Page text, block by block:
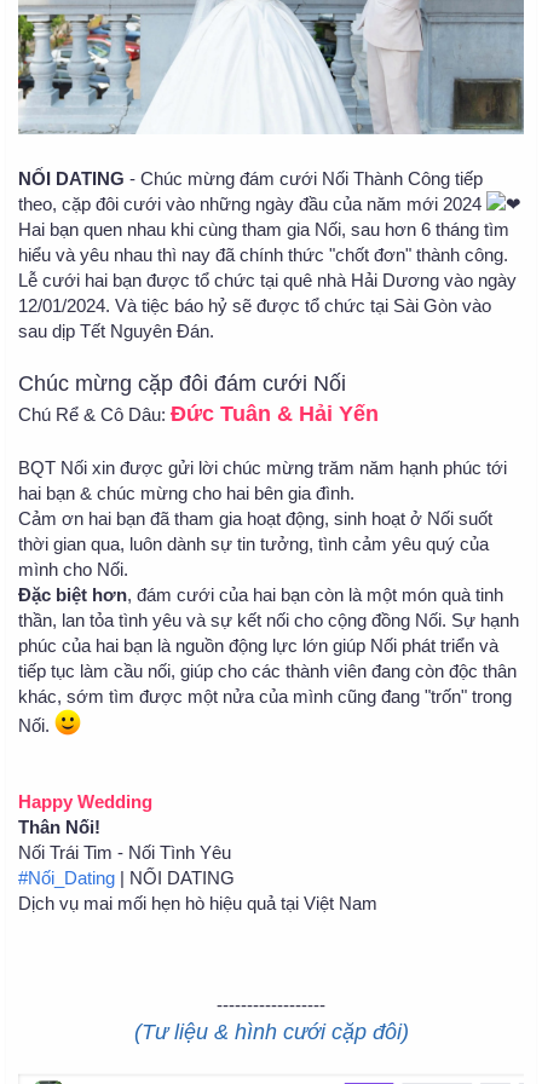
NỐI DATING - Chúc mừng đám cưới Nối Thành Công tiếp
theo, cặp đôi cưới vào những ngày đầu của năm mới 2024
Hai bạn quen nhau khi cùng tham gia Nối, sau hơn 6 tháng tìm
hiểu và yêu nhau thì nay đã chính thức "chốt đơn" thành công.
Lễ cưới hai bạn được tổ chức tại quê nhà Hải Dương vào ngày
12/01/2024. Và tiệc báo hỷ sẽ được tổ chức tại Sài Gòn vào
sau dịp Tết Nguyên Đán.
Chúc mừng cặp đôi đám cưới Nối
Chú Rể & Cô Dâu: Đức Tuân & Hải Yến
BQT Nối xin được gửi lời chúc mừng trăm năm hạnh phúc tới
hai bạn & chúc mừng cho hai bên gia đình.
Cảm ơn hai bạn đã tham gia hoạt động, sinh hoạt ở Nối suốt
thời gian qua, luôn dành sự tin tưởng, tình cảm yêu quý của
mình cho Nối.
Đặc biệt hơn, đám cưới của hai bạn còn là một món quà tinh
thần, lan tỏa tình yêu và sự kết nối cho cộng đồng Nối. Sự hạnh
phúc của hai bạn là nguồn động lực lớn giúp Nối phát triển và
tiếp tục làm cầu nối, giúp cho các thành viên đang còn độc thân
khác, sớm tìm được một nửa của mình cũng đang "trốn" trong
Nối.
Happy Wedding
Thân Nối!
Nối Trái Tim - Nối Tình Yêu
#Nối_Dating | NỐI DATING
Dịch vụ mai mối hẹn hò hiệu quả tại Việt Nam
------------------
(Tư liệu & hình cưới cặp đôi)